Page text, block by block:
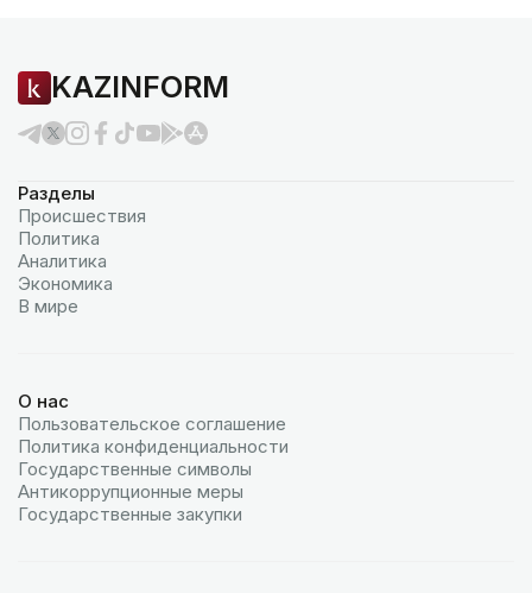
KAZINFORM
Разделы
Происшествия
Политика
Аналитика
Экономика
В мире
О нас
Пользовательское соглашение
Политика конфиденциальности
Государственные символы
Антикоррупционные меры
Государственные закупки